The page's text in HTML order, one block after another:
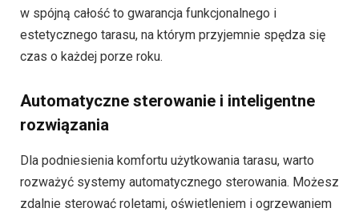
w spójną całość to gwarancja funkcjonalnego i
estetycznego tarasu, na którym przyjemnie spędza się
czas o każdej porze roku.
Automatyczne sterowanie i inteligentne
rozwiązania
Dla podniesienia komfortu użytkowania tarasu, warto
rozważyć systemy automatycznego sterowania. Możesz
zdalnie sterować roletami, oświetleniem i ogrzewaniem